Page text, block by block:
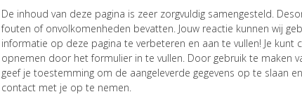
De inhoud van deze pagina is zeer zorgvuldig samengesteld.
fouten of onvolkomenheden bevatten. Jouw reactie kunnen wij
informatie op deze pagina te verbeteren en aan te vullen! Je kunt
opnemen door het formulier in te vullen. Door gebruik te maken
geef je toestemming om de aangeleverde gegevens op te slaan
contact met je op te nemen.